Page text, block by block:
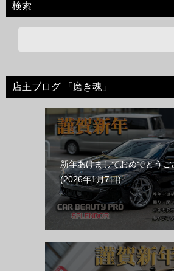
検索
店主ブログ 「磨き魂」
新年あけましておめでとうご
2026年1月7日